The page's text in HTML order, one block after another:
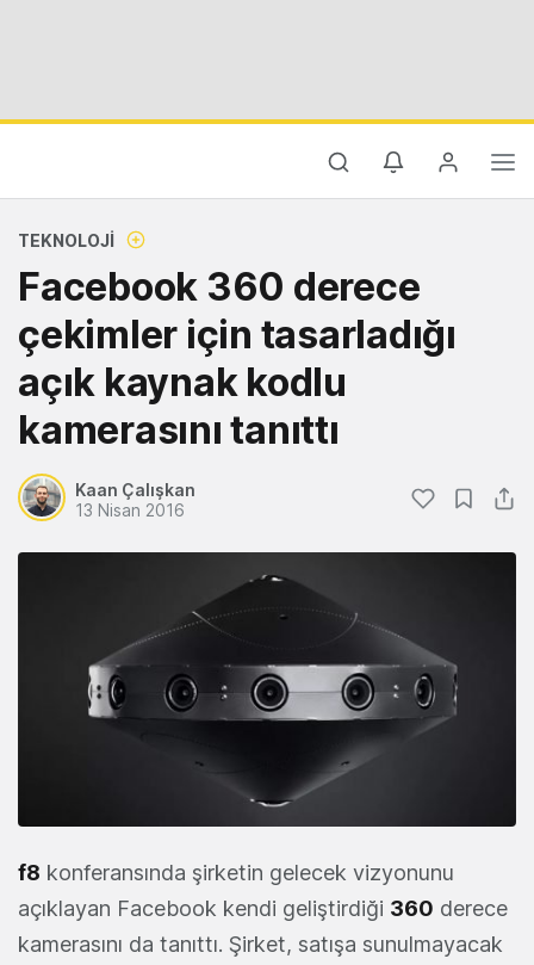
TEKNOLOJI
Facebook 360 derece
çekimler için tasarladığı
açık kaynak kodlu
kamerasını tanıttı
Kaan Çalışkan
13 Nisan 2016
f8 konferansında şirketin gelecek vizyonunu
açıklayan Facebook kendi geliştirdiği 360 derece
kamerasını da tanıttı. Şirket, satışa sunulmayacak